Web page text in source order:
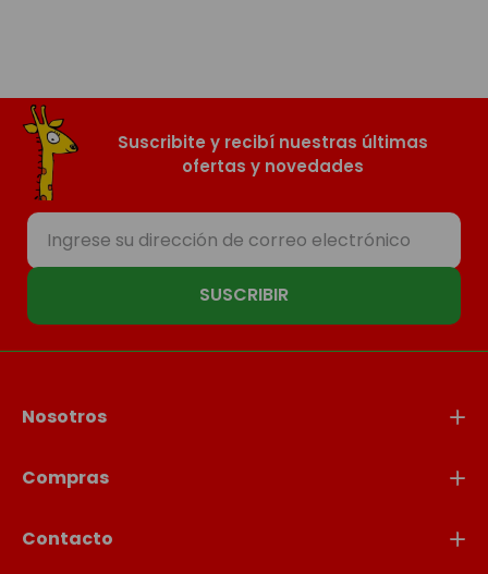
Suscribite y recibí nuestras últimas
ofertas y novedades
SUSCRIBIR
Nosotros
Compras
Contacto